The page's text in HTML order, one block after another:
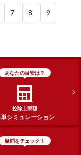
7 8 9
あなたの目安は？
控除上限額
シミュレーション
疑問をチェック！